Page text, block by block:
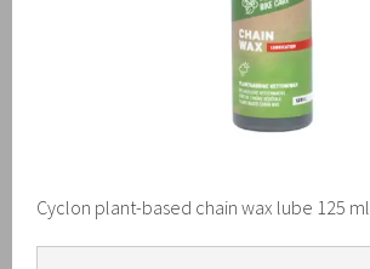
Cyclon plant-based chain wax lube 125 ml